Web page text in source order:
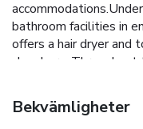
bathroom facilities in
offers a hair dryer and
chambers.
Billiard.Unwind by the
moment.
Bekvämligheter